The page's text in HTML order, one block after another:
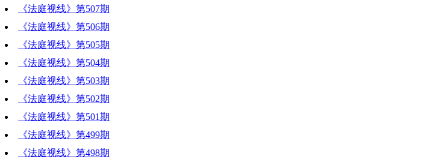
《法庭视线》第507期
《法庭视线》第506期
《法庭视线》第505期
《法庭视线》第504期
《法庭视线》第503期
《法庭视线》第502期
《法庭视线》第501期
《法庭视线》第499期
《法庭视线》第498期